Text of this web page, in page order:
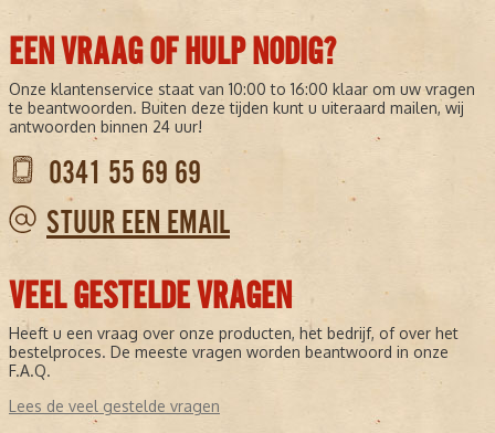
EEN VRAAG OF HULP NODIG?
Onze klantenservice staat van 10:00 to 16:00 klaar om uw vragen
te beantwoorden. Buiten deze tijden kunt u uiteraard mailen, wij
antwoorden binnen 24 uur!
0341 55 69 69
STUUR EEN EMAIL
VEEL GESTELDE VRAGEN
Heeft u een vraag over onze producten, het bedrijf, of over het
bestelproces. De meeste vragen worden beantwoord in onze
F.A.Q.
Lees de veel gestelde vragen